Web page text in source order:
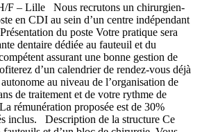
F – Lille Nous recrutons un chirurgien-
en CDI au sein d’un centre indépendant
du poste Votre pratique sera
dentaire dédiée au fauteuil et du
assurant une bonne gestion de
d’un calendrier de rendez-vous déjà
au niveau de l’organisation de
de traitement et de votre rythme de
rémunération proposée est de 30%
inclus. Description de la structure Ce